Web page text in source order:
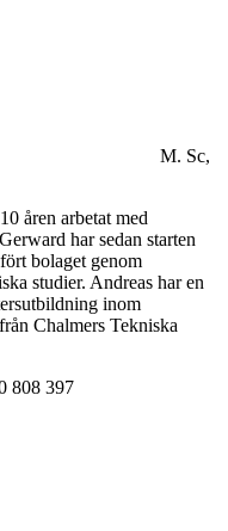
M. Sc,
åren arbetat med
har sedan starten
bolaget genom
studier. Andreas har en
inom
Chalmers Tekniska
808 397